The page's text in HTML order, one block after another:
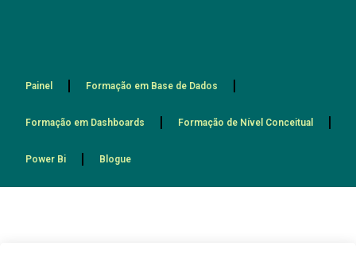
Painel Formação em Base de Dados
Formação em Dashboards Formação de Nível Conceitual
Power Bi Blogue